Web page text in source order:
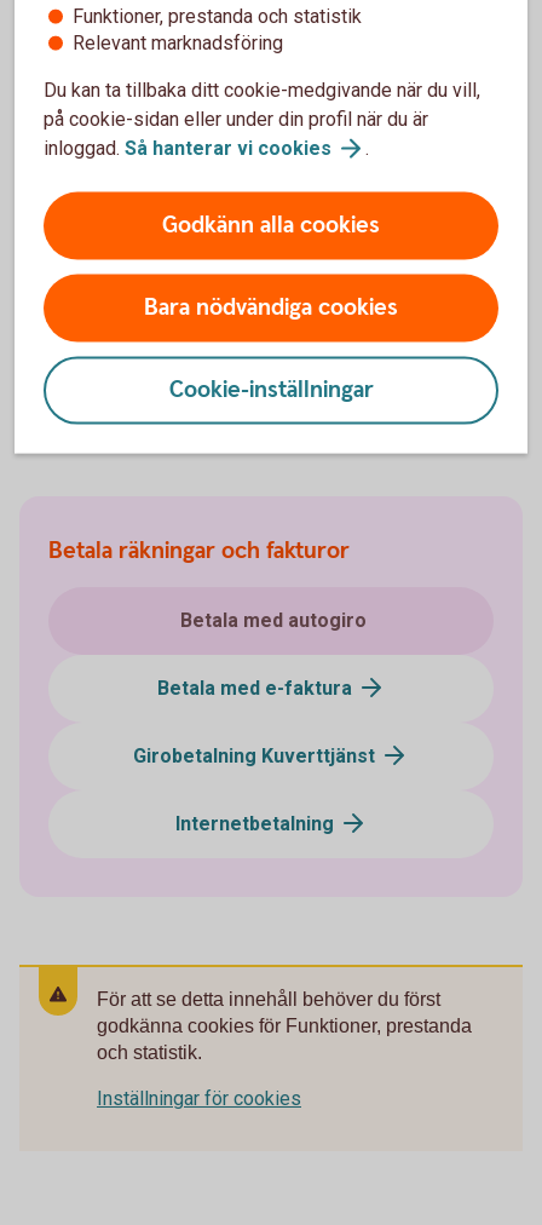
Ring oss
Öppet måndag-fredag 08.00-20.00, lördag-söndag
08.00-18.00 (stängt storhelger)
Ring 0771-22 11 22
Logga in och aktiveratelefontjänst
Betala räkningar och fakturor
Betala med autogiro
Betala med e-faktura
Girobetalning Kuverttjänst
Internetbetalning
För att se detta innehåll behöver du först
godkänna cookies för Funktioner, prestanda
och statistik.
Inställningar för cookies
Funktioner, prestanda och statistik
Relevant marknadsföring
Du kan ta tillbaka ditt cookie-medgivande när du vill,
på cookie-sidan eller under din profil när du är
inloggad. Så hanterar vi cookies .
Godkänn alla cookies
Bara nödvändiga cookies
Cookie-inställningar